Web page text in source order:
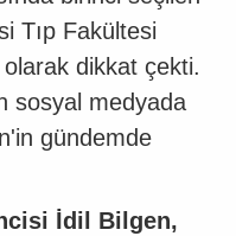
Tıp Fakültesi
dikkat çekti.
sosyal medyada
gündemde
İdil Bilgen,